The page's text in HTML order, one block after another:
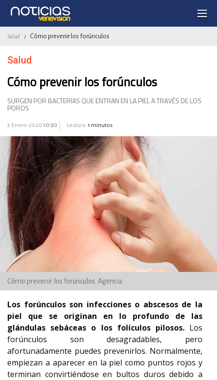
Salud / Cómo prevenir los forúnculos
Salud
Cómo prevenir los forúnculos
SURGEN POR BACTERIAS QUE ENTRAN EN LA PIEL A TRAVÉS DE LOS
POROS
3-Enero-2020 10:30 Lectura: 1 minutos
Cómo prevenir los forúnculos. Agencia
Los forúnculos son infecciones o abscesos de la
piel que se originan en lo profundo de las
glándulas sebáceas o los folículos pilosos.Los
forúnculos son desagradables, pero
afortunadamente puedes prevenirlos. Normalmente,
empiezan a aparecer en la piel como puntos rojos y
terminan convirtiéndose en bultos duros debido a